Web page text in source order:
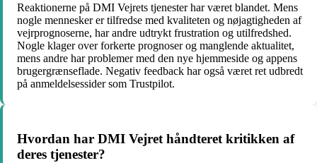
Reaktionerne på DMI Vejrets tjenester har været blandet. Mens
nogle mennesker er tilfredse med kvaliteten og nøjagtigheden af
​​vejrprognoserne, har andre udtrykt frustration og utilfredshed.
Nogle klager over forkerte prognoser og manglende aktualitet,
mens andre har problemer med den nye hjemmeside og appens
brugergrænseflade. Negativ feedback har også været ret udbredt
på anmeldelsessider som Trustpilot.
Hvordan har DMI Vejret håndteret kritikken af
deres tjenester?